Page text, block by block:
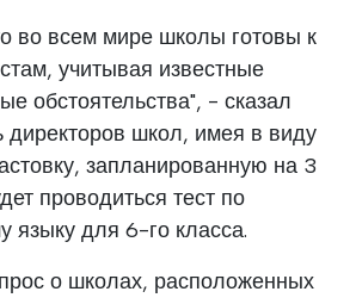
во всем мире школы готовы к
учитывая известные
обстоятельства", - сказал
директоров школ, имея в виду
запланированную на 3
проводиться тест по
языку для 6-го класса.
о школах, расположенных